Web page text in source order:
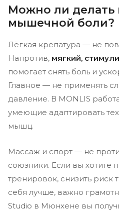
Можно ли делать
мышечной боли?
Лёгкая крепатура — не
Напротив, мягкий,
помогает снять боль и
Главное — не применять
давление. В MONLIS
умеющие адаптировать
мышц.
Массаж и спорт — не
союзники. Если вы хотите
тренировок, снизить риск
себя лучше, важно
Studio в Мюнхене вы